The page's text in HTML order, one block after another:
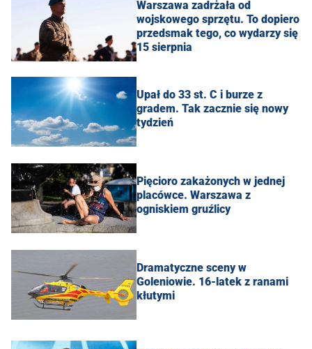
Warszawa zadrżała od
wojskowego sprzętu. To dopiero
przedsmak tego, co wydarzy się
15 sierpnia
Upał do 33 st. C i burze z
gradem. Tak zacznie się nowy
tydzień
Pięcioro zakażonych w jednej
placówce. Warszawa z
ogniskiem gruźlicy
Dramatyczne sceny w
Goleniowie. 16-latek z ranami
kłutymi